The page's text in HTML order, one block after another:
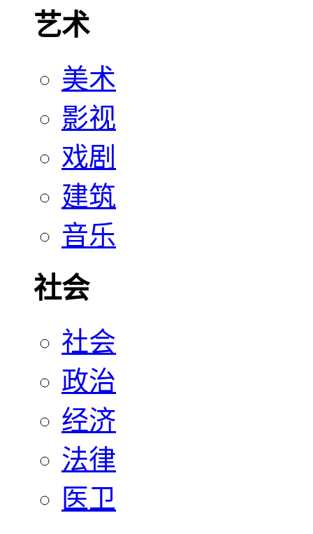
艺术
美术
影视
戏剧
建筑
音乐
社会
社会
政治
经济
法律
医卫